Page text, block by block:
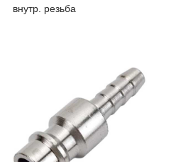
внутр. резьба